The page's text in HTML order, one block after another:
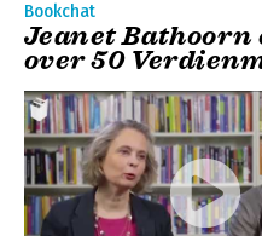
Bookchat
Jeanet
over 50